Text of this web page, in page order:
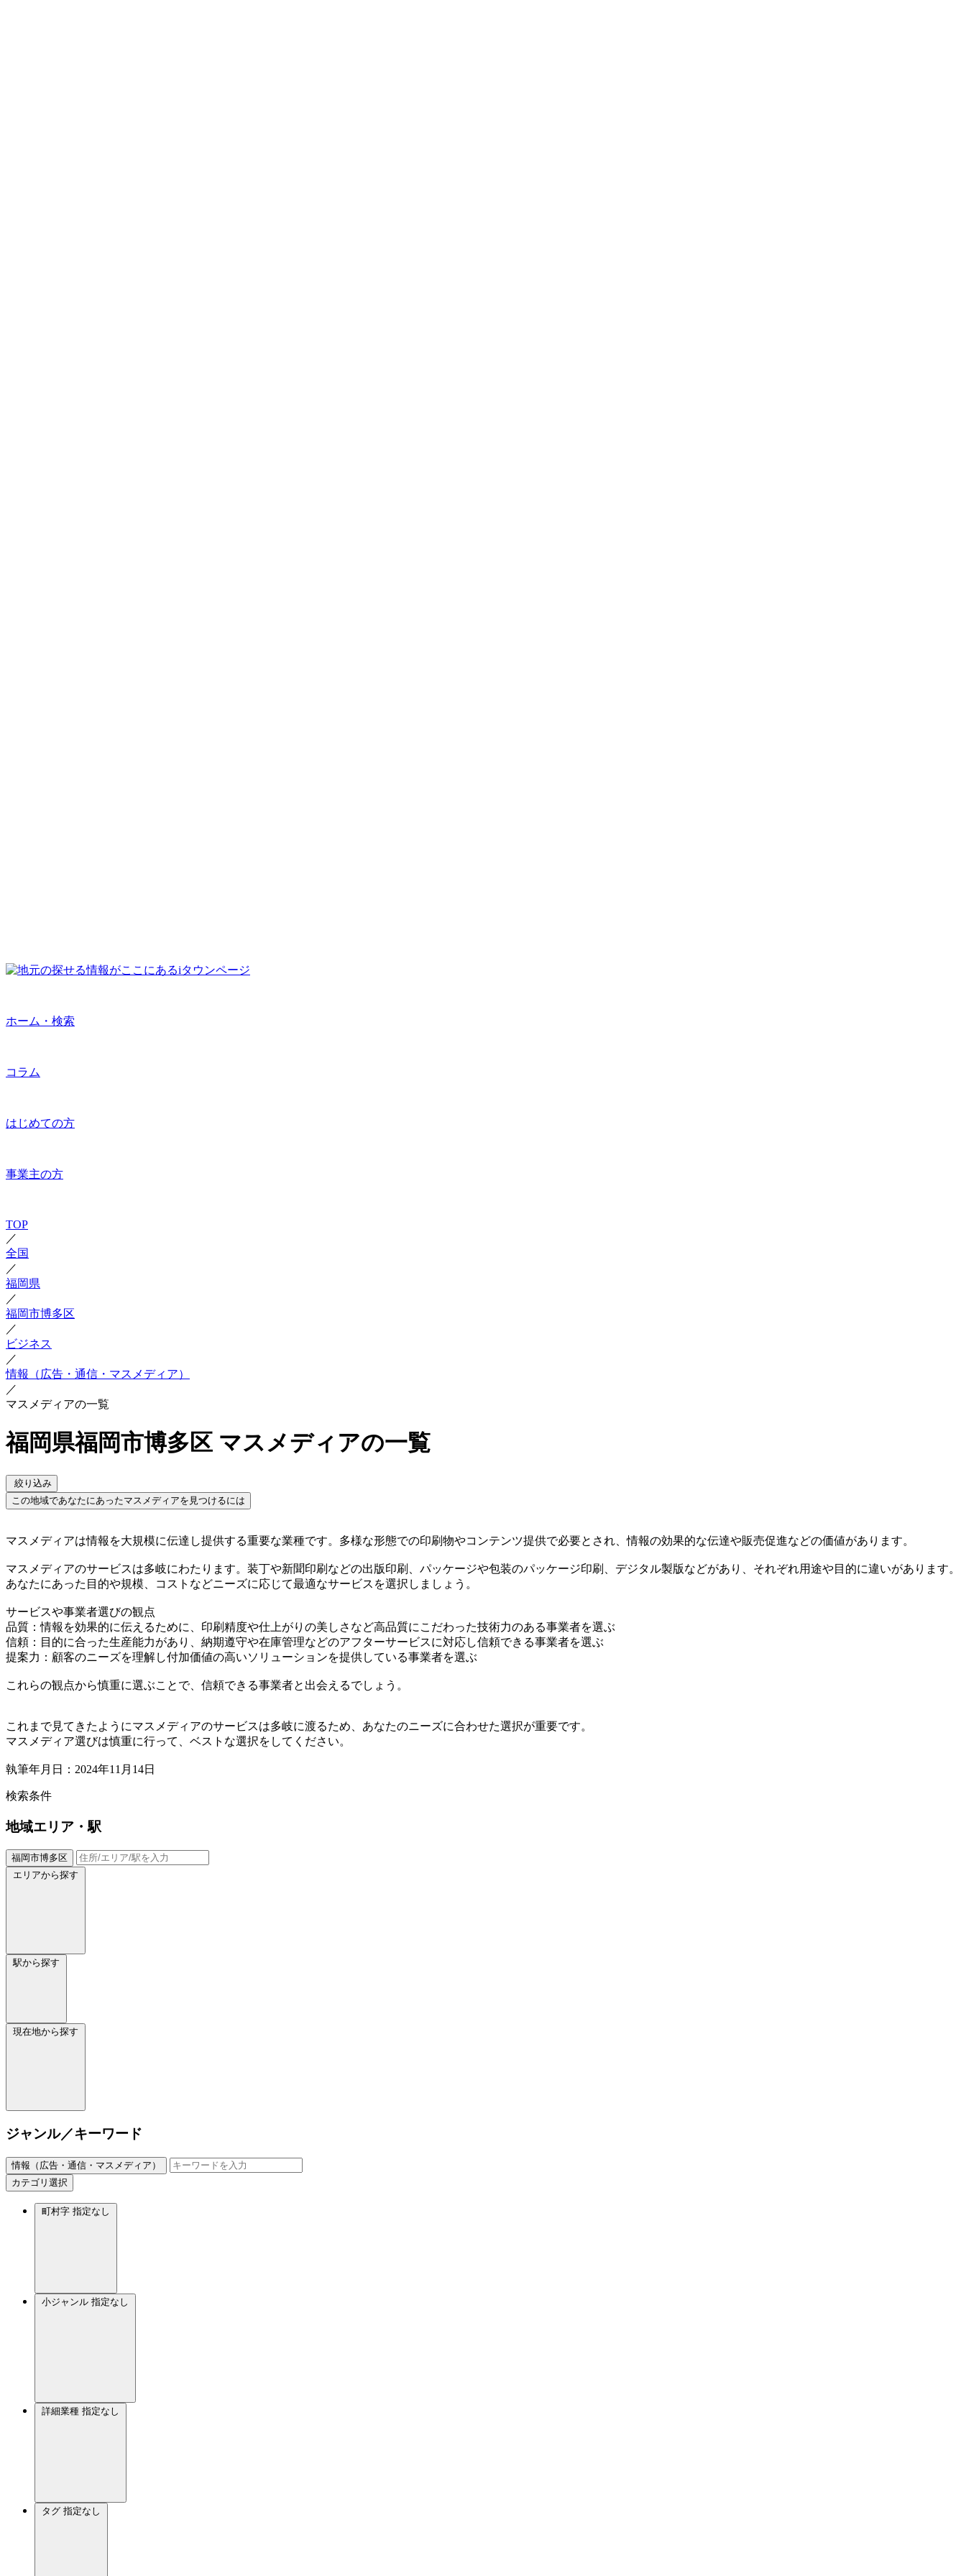
ホーム・検索
コラム
はじめての方
事業主の方
TOP
／
全国
／
福岡県
／
福岡市博多区
／
ビジネス
／
情報（広告・通信・マスメディア）
／
マスメディアの一覧
福岡県福岡市博多区 マスメディアの一覧
絞り込み
この地域であなたにあったマスメディアを見つけるには
マスメディアは情報を大規模に伝達し提供する重要な業種です。多様な形態での印刷物やコンテンツ提供で必要とされ、情報の効果的な伝達や販売促進などの価値があります。
マスメディアのサービスは多岐にわたります。装丁や新聞印刷などの出版印刷、パッケージや包装のパッケージ印刷、デジタル製版などがあり、それぞれ用途や目的に違いがあります。
あなたにあった目的や規模、コストなどニーズに応じて最適なサービスを選択しましょう。
サービスや事業者選びの観点
品質：情報を効果的に伝えるために、印刷精度や仕上がりの美しさなど高品質にこだわった技術力のある事業者を選ぶ
信頼：目的に合った生産能力があり、納期遵守や在庫管理などのアフターサービスに対応し信頼できる事業者を選ぶ
提案力：顧客のニーズを理解し付加価値の高いソリューションを提供している事業者を選ぶ
これらの観点から慎重に選ぶことで、信頼できる事業者と出会えるでしょう。
これまで見てきたようにマスメディアのサービスは多岐に渡るため、あなたのニーズに合わせた選択が重要です。
マスメディア選びは慎重に行って、ベストな選択をしてください。
執筆年月日：2024年11月14日
検索条件
地域エリア・駅
福岡市博多区
エリアから探す
駅から探す
現在地から探す
ジャンル／キーワード
情報（広告・通信・マスメディア）
カテゴリ選択
町村字 指定なし
小ジャンル 指定なし
詳細業種 指定なし
タグ 指定なし